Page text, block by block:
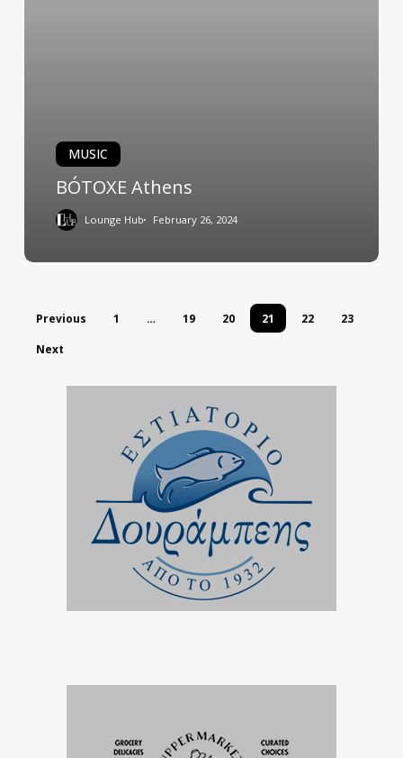
MUSIC
ΒÓTOXE Athens
Lounge Hub February 26, 2024
Previous 1 … 19 20 21 22
23
Next